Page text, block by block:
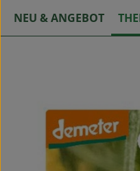
NEU & ANGEBOT